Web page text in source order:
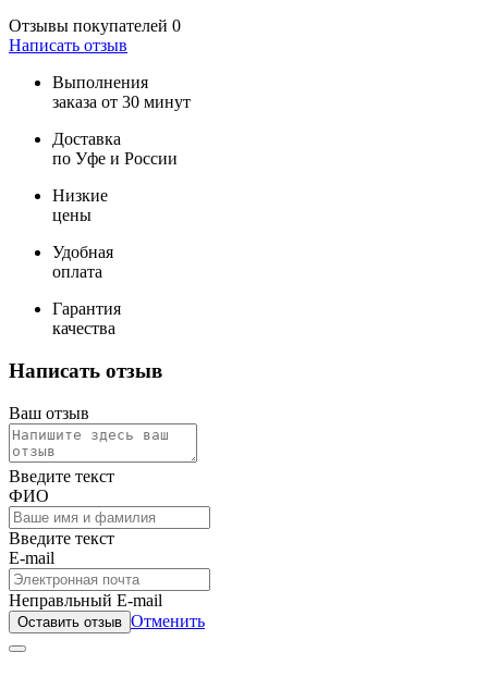
Отзывы покупателей 0
Написать отзыв
Выполнения
заказа от 30 минут
Доставка
по Уфе и России
Низкие
цены
Удобная
оплата
Гарантия
качества
Написать отзыв
Ваш отзыв
Введите текст
ФИО
Введите текст
E-mail
Неправльный E-mail
Оставить отзыв Отменить